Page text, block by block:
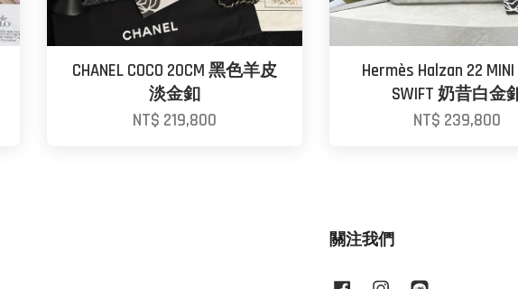
CHANEL COCO 20CM 黑色羊皮
淡金釦
NT$ 219,800
Hermès Halzan 22 MINI
SWIFT 奶昔白金
NT$ 239,800
關注我們